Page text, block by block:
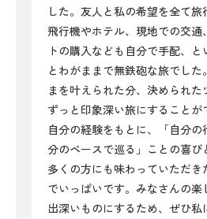
した。友人と私の希望を全て旅
飛行機やホテル、現地での交通
トの購入なども自分で手配、
とわがままで無鉄砲な旅でし
まを叶えられた分、決められ
ずっと印象深い旅にすることが
自分の経験をもとに、「自分の
分のペースで巡る」ことの喜び
多くの方にも味わっていただき
でいっぱいです。みなさんの楽
出深いものにするため、ぜひ私